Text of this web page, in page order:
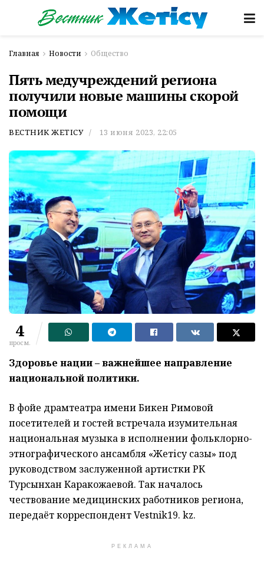
Главная Новости Общество
Пять медучреждений региона
получили новые машины скорой
помощи
ВЕСТНИК ЖЕТІСУ 13 июня 2023, 22:05
4
просм.
Здоровье нации – важнейшее направление
национальной политики.
В фойе драмтеатра имени Бикен Римовой
посетителей и гостей встречала изумительная
национальная музыка в исполнении фольклорно-
этнографического ансамбля «Жетісу сазы» под
руководством заслуженной артистки РК
Турсынхан Каракожаевой. Так началось
чествование медицинских работников региона,
передаёт корреспондент Vestnik19. kz.
РЕКЛАМА